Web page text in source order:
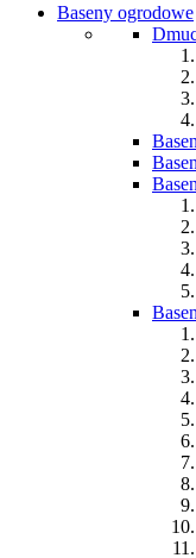
Baseny ogrodowe